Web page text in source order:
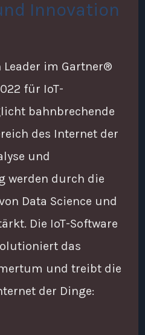
Innovation
Leader im Gartner®
für IoT-
bahnbrechende
des Internet der
und
werden durch die
Data Science und
Die IoT-Software
das
und treibt die
der Dinge: